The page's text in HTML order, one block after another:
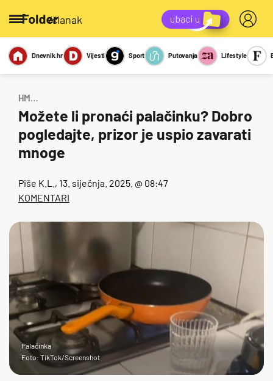
/članak
Miks Kviz
Report
Dnevnik.hr Vijesti Sport Putovanja Lifestyle
HM…
Možete li pronaći palačinku? Dobro
pogledajte, prizor je uspio zavarati
mnoge
Piše K.L. , 13. siječnja. 2025. @ 08:47
KOMENTARI
Palačinka
Foto: TikTok/Screenshot